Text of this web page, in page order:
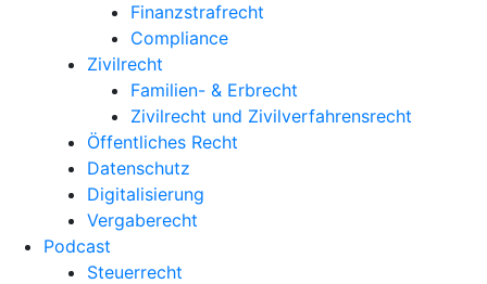
Finanzstrafrecht
Compliance
Zivilrecht
Familien- & Erbrecht
Zivilrecht und Zivilverfahrensrecht
Öffentliches Recht
Datenschutz
Digitalisierung
Vergaberecht
Podcast
Steuerrecht